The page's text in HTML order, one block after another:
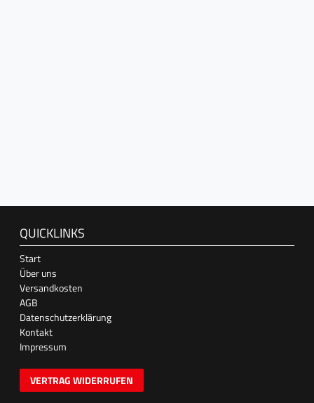
QUICKLINKS
Start
Über uns
Versandkosten
AGB
Datenschutzerklärung
Kontakt
Impressum
VERTRAG WIDERRUFEN